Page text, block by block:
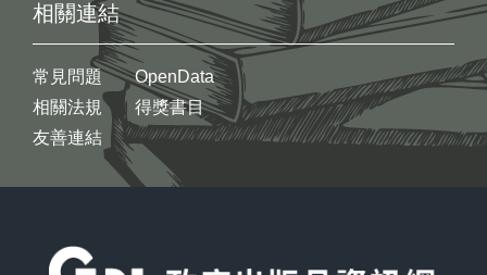
相關連結
常見問題
相關法規
友善連結
OpenData
得獎書目